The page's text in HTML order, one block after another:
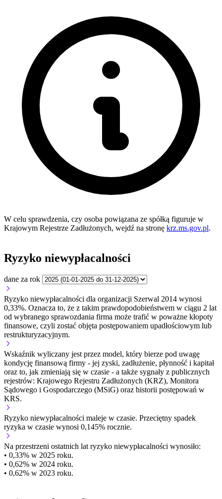
W celu sprawdzenia, czy osoba powiązana ze spółką figuruje w
Krajowym Rejestrze Zadłużonych, wejdź na stronę krz.ms.gov.pl.
Ryzyko niewypłacalności
dane za rok
Ryzyko niewypłacalności dla organizacji Szerwal 2014 wynosi
0,33%. Oznacza to, że z takim prawdopodobieństwem w ciągu 2 lat
od wybranego sprawozdania firma może trafić w poważne kłopoty
finansowe, czyli zostać objęta postępowaniem upadłościowym lub
restrukturyzacyjnym.
Wskaźnik wyliczany jest przez model, który bierze pod uwagę
kondycję finansową firmy - jej zyski, zadłużenie, płynność i kapitał
oraz to, jak zmieniają się w czasie - a także sygnały z publicznych
rejestrów: Krajowego Rejestru Zadłużonych (KRZ), Monitora
Sądowego i Gospodarczego (MSiG) oraz historii postępowań w
KRS.
Ryzyko niewypłacalności maleje w czasie. Przeciętny spadek
ryzyka w czasie wynosi 0,145% rocznie.
Na przestrzeni ostatnich lat ryzyko niewypłacalności wynosiło:
• 0,33% w 2025 roku.
• 0,62% w 2024 roku.
• 0,62% w 2023 roku.